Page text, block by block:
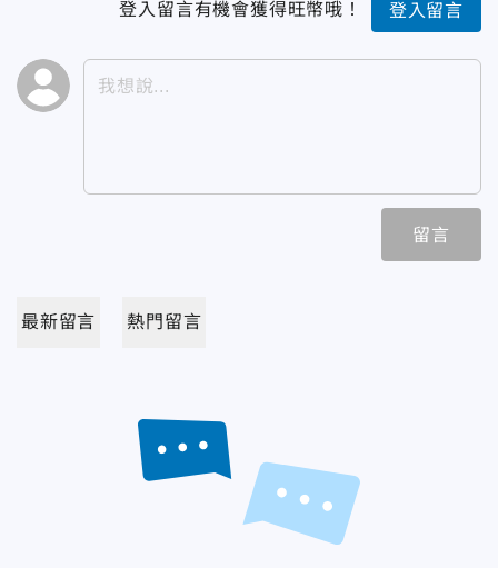
登入留言有機會獲得旺幣哦！ 登入留言
留言
最新留言 熱門留言